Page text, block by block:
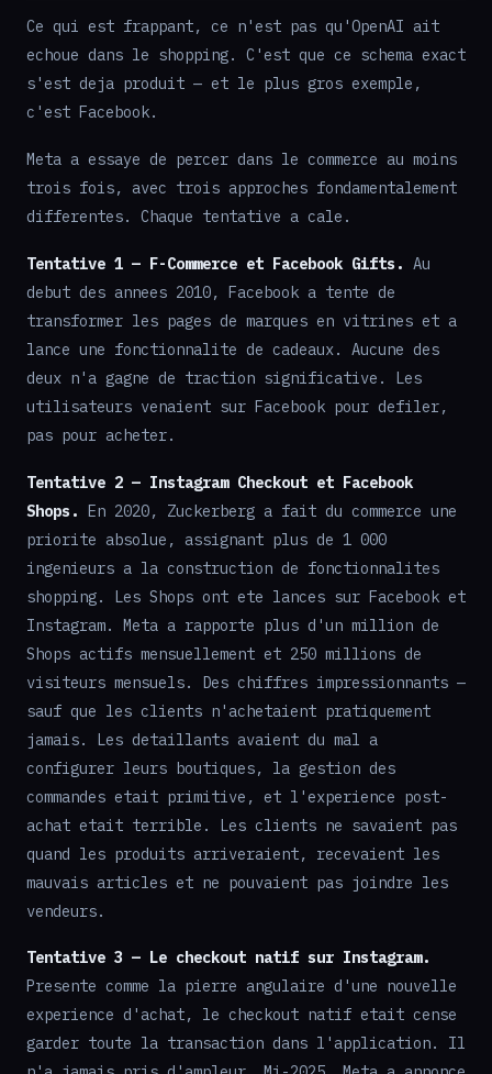
Ce qui est frappant, ce n'est pas qu'OpenAI ait
echoue dans le shopping. C'est que ce schema exact
s'est deja produit — et le plus gros exemple,
c'est Facebook.
Meta a essaye de percer dans le commerce au moins
trois fois, avec trois approches fondamentalement
differentes. Chaque tentative a cale.
Tentative 1 — F-Commerce et Facebook Gifts. Au
debut des annees 2010, Facebook a tente de
transformer les pages de marques en vitrines et a
lance une fonctionnalite de cadeaux. Aucune des
deux n'a gagne de traction significative. Les
utilisateurs venaient sur Facebook pour defiler,
pas pour acheter.
Tentative 2 — Instagram Checkout et Facebook
Shops. En 2020, Zuckerberg a fait du commerce une
priorite absolue, assignant plus de 1 000
ingenieurs a la construction de fonctionnalites
shopping. Les Shops ont ete lances sur Facebook et
Instagram. Meta a rapporte plus d'un million de
Shops actifs mensuellement et 250 millions de
visiteurs mensuels. Des chiffres impressionnants —
sauf que les clients n'achetaient pratiquement
jamais. Les detaillants avaient du mal a
configurer leurs boutiques, la gestion des
commandes etait primitive, et l'experience post-
achat etait terrible. Les clients ne savaient pas
quand les produits arriveraient, recevaient les
mauvais articles et ne pouvaient pas joindre les
vendeurs.
Tentative 3 — Le checkout natif sur Instagram.
Presente comme la pierre angulaire d'une nouvelle
experience d'achat, le checkout natif etait cense
garder toute la transaction dans l'application. Il